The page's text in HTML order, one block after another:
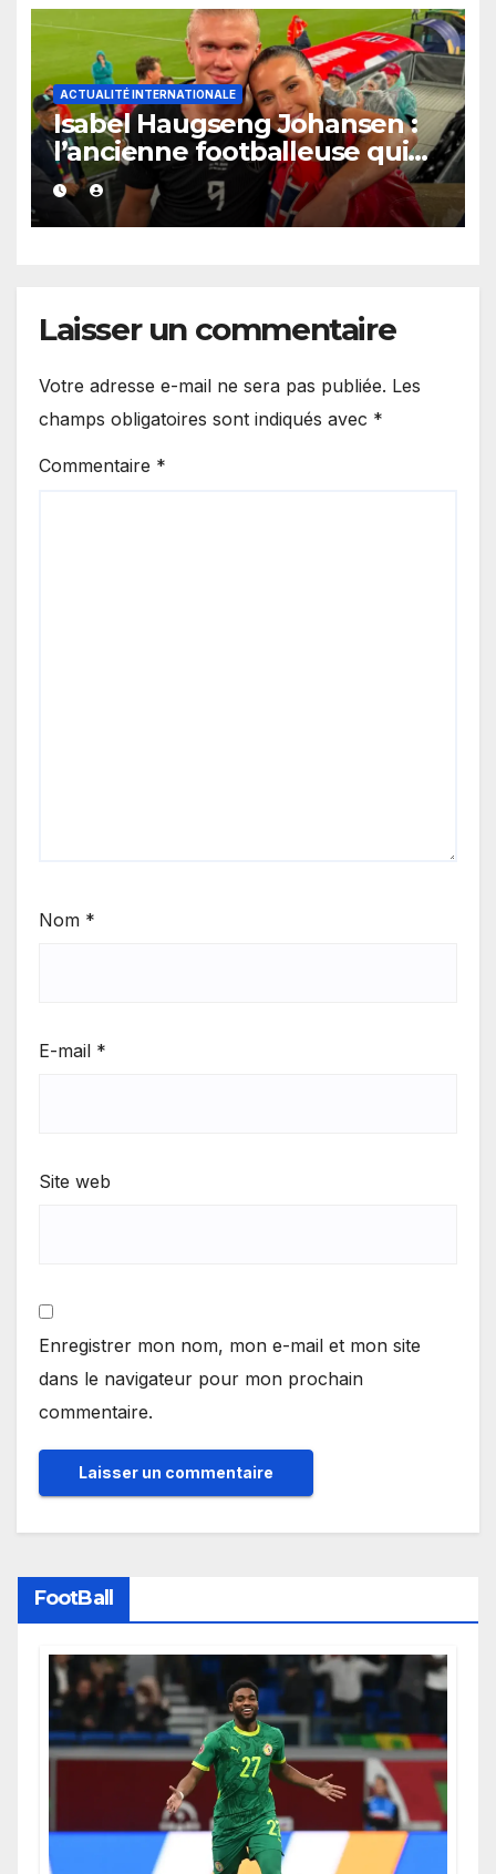
sur l’ouverture au privé.
ACTUALITÉ INTERNATIONALE
Isabel Haugseng Johansen :
l’ancienne footballeuse qui
accompagne Erling Haaland
dans l’ombre des projecteurs.
Laisser un commentaire
Votre adresse e-mail ne sera pas publiée. Les
champs obligatoires sont indiqués avec *
Commentaire *
Nom *
E-mail *
Site web
Enregistrer mon nom, mon e-mail et mon site
dans le navigateur pour mon prochain
commentaire.
FootBall